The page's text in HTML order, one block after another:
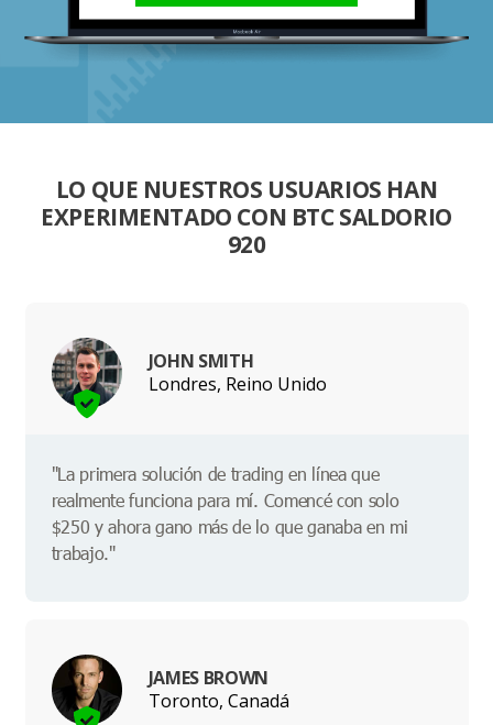
LO QUE NUESTROS USUARIOS HAN
EXPERIMENTADO CON BTC SALDORIO
920
JOHN SMITH
Londres, Reino Unido
"La primera solución de trading en línea que
realmente funciona para mí. Comencé con solo
$250 y ahora gano más de lo que ganaba en mi
trabajo."
JAMES BROWN
Toronto, Canadá